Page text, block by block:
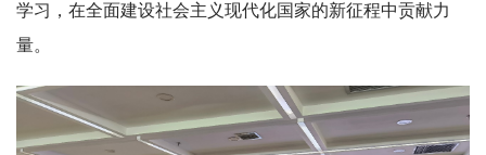
学习，在全面建设社会主义现代化国家的新征程中贡献力
量。